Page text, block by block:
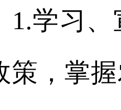
习、宣
策，掌